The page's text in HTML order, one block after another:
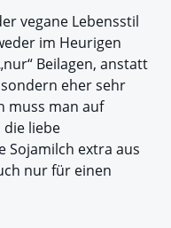
vegane Lebensstil
im Heurigen
Beilagen, anstatt
eher sehr
muss man auf
die liebe
Sojamilch extra aus
nur für einen